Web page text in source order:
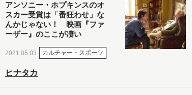
アンソニー・ホプキンスのオ
スカー受賞は「番狂わせ」な
んかじゃない！ 映画『ファ
ーザー』のここが凄い
2021.05.03 カルチャー・スポーツ
ヒナタカ